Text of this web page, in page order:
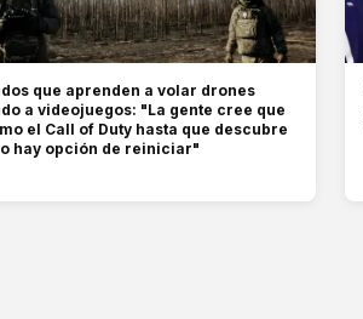
que aprenden a volar drones
a videojuegos: "La gente cree que
el Call of Duty hasta que descubre
hay opción de reiniciar"